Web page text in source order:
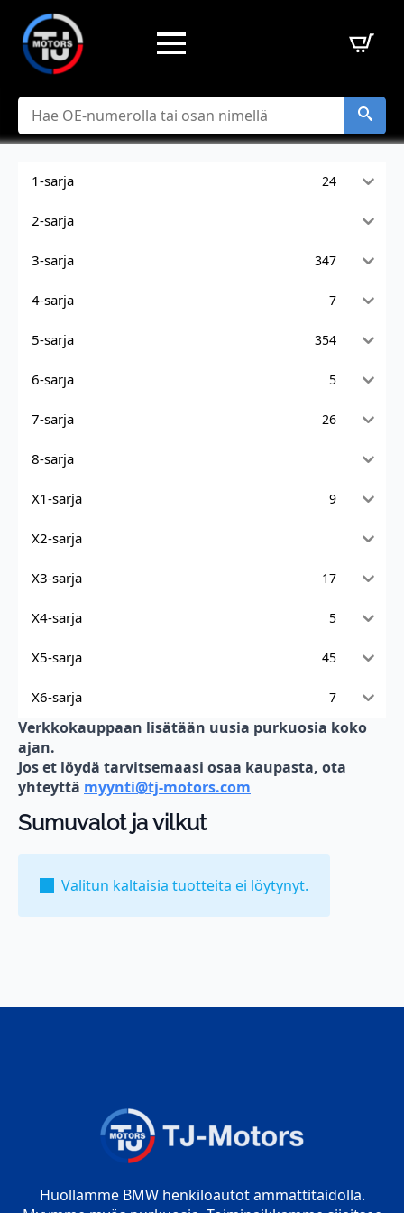
Hae
1-sarja 24
2-sarja
3-sarja 347
4-sarja 7
5-sarja 354
6-sarja 5
7-sarja 26
8-sarja
X1-sarja 9
X2-sarja
X3-sarja 17
X4-sarja 5
X5-sarja 45
X6-sarja 7
Verkkokauppaan lisätään uusia purkuosia koko
ajan.
Jos et löydä tarvitsemaasi osaa kaupasta, ota
yhteyttä myynti@tj-motors.com
Sumuvalot ja vilkut
Valitun kaltaisia tuotteita ei löytynyt.
Huollamme BMW henkilöautot ammattitaidolla.